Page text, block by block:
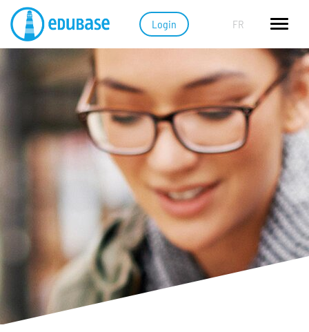
Login FR
Edubase Funktionen
Lernen mit E-Books
Edubot (KI im E-Book)
Datensicherheit
Print on Demand
Lösungen für
– Schulen